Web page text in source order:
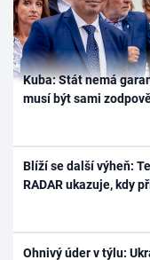
Kuba: Stát nemá
musí být sami
Blíží se další výheň:
RADAR ukazuje, kdy
Ohnivý úder v týlu: